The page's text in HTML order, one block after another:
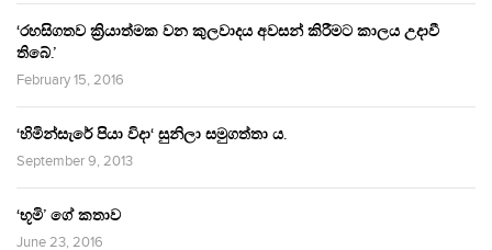
‘රහසිගතව ක්‍රියාත්මක වන කුලවාදය අවසන් කිරීමට කාලය උදාවී
තිබේ.’
February 15, 2016
‘හිමින්සැරේ පියා විදා‘ සුනිලා සමුගත්තා ය.
September 9, 2013
‘භූමි’ ගේ කතාව
June 23, 2016